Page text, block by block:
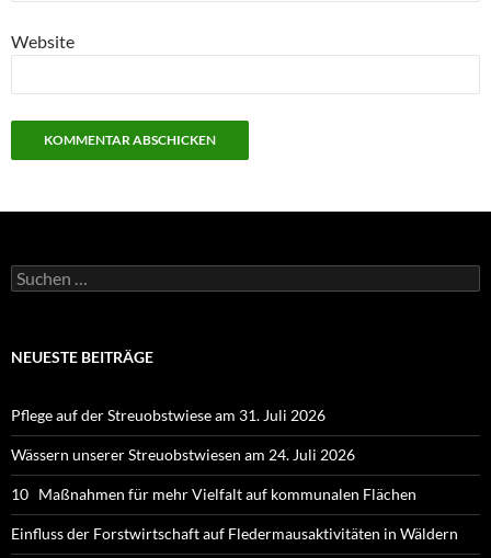
Website
Suchen
nach:
NEUESTE BEITRÄGE
Pflege auf der Streuobstwiese am 31. Juli 2026
Wässern unserer Streuobstwiesen am 24. Juli 2026
10 Maßnahmen für mehr Vielfalt auf kommunalen Flächen
Einfluss der Forstwirtschaft auf Fledermausaktivitäten in Wäldern